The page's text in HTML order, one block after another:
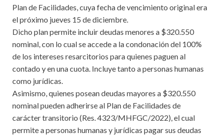
Plan de Facilidades, cuya fecha de vencimiento original era
el próximo jueves 15 de diciembre.
Dicho plan permite incluir deudas menores a $320.550
nominal, con lo cual se accede a la condonación del 100%
de los intereses resarcitorios para quienes paguen al
contado y en una cuota. Incluye tanto a personas humanas
como jurídicas.
Asimismo, quienes posean deudas mayores a $320.550
nominal pueden adherirse al Plan de Facilidades de
carácter transitorio (Res. 4323/MHFGC/2022), el cual
permite a personas humanas y jurídicas pagar sus deudas